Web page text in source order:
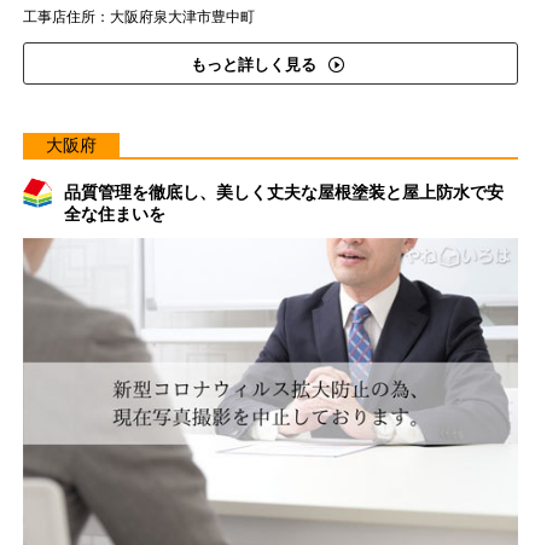
工事店住所：大阪府泉大津市豊中町
もっと詳しく見る
大阪府
品質管理を徹底し、美しく丈夫な屋根塗装と屋上防水で安
全な住まいを